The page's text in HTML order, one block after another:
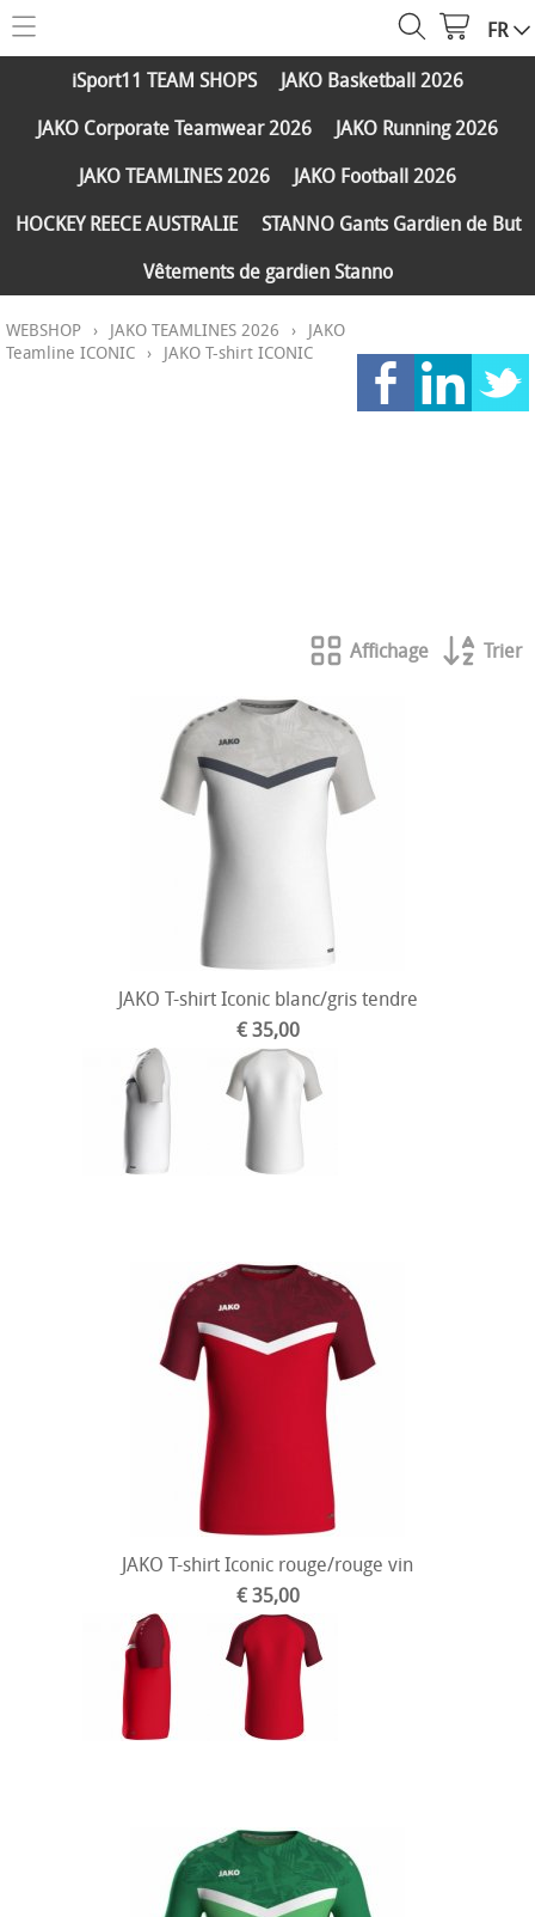
HOME
WEBSHOP
JAKO Running 2026
JAKO TEAMLINES 2026
PARTENAIRES
Réductions
CONTACT
FR
iSport11 TEAM SHOPS
JAKO Basketball 2026
JAKO Corporate Teamwear 2026
JAKO Running 2026
JAKO TEAMLINES 2026
JAKO Football 2026
HOCKEY REECE AUSTRALIE
STANNO Gants Gardien de But
Vêtements de gardien Stanno
WEBSHOP › JAKO TEAMLINES 2026 › JAKO
Teamline ICONIC › JAKO T-shirt ICONIC
Affichage Trier
JAKO T-shirt Iconic blanc/gris tendre
€ 35,00
JAKO T-shirt Iconic rouge/rouge vin
€ 35,00